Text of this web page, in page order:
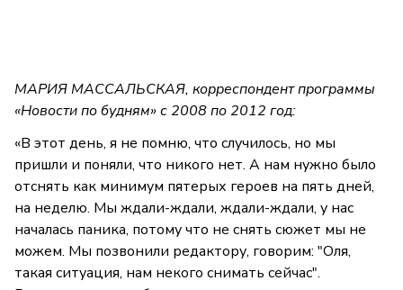
МАРИЯ МАССАЛЬСКАЯ, корреспондент программы
«Новости по будням» с 2008 по 2012 год:
«В этот день, я не помню, что случилось, но мы
пришли и поняли, что никого нет. А нам нужно было
отснять как минимум пятерых героев на пять дней,
на неделю. Мы ждали-ждали, ждали-ждали, у нас
началась паника, потому что не снять сюжет мы не
можем. Мы позвонили редактору, говорим: "Оля,
такая ситуация, нам некого снимать сейчас".